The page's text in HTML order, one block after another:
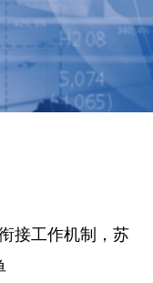
接工作机制，苏